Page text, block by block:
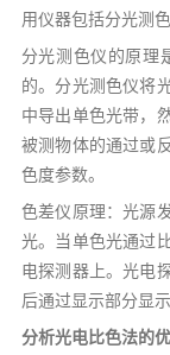
用仪器包括分光测
分光测色仪的原理
的。分光测色仪将
中导出单色光带，
被测物体的通过或
色度参数。
色差仪原理：光源
光。当单色光通过
电探测器上。光电
后通过显示部分显
分析光电比色法的优